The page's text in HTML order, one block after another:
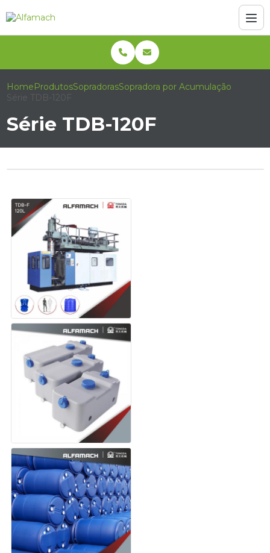
HomeProdutosSopradorasSopradora por Acumulação
Série TDB-120F
Série TDB-120F